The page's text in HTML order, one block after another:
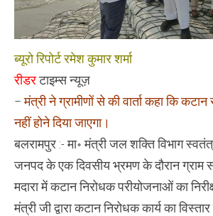
ब्यूरो रिपोर्ट रमेश कुमार शर्मा
रीडरटाइम्स न्यूज़
–मंत्री ने ग्रामीणों से की वार्ता कहा कि
नहीं होने दिया जाएगा।
बलरामपुर :- मा॰ मंत्री जल शक्ति विभाग
जनपद के एक दिवसीय भ्रमण के दौरान ग्राम
मदारा में कटान निरोधक परीयोजनाओं का
मंत्री जी द्वारा कटान निरोधक कार्य का